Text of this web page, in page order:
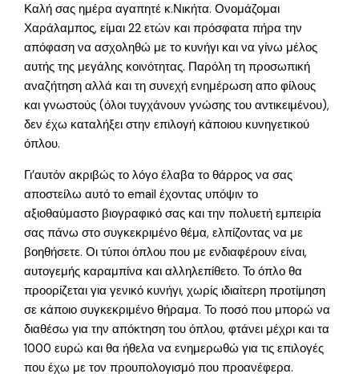
Καλή σας ημέρα αγαπητέ κ.Νικήτα. Ονομάζομαι
Χαράλαμπος, είμαι 22 ετών και πρόσφατα πήρα την
απόφαση να ασχοληθώ με το κυνήγι και να γίνω μέλος
αυτής της μεγάλης κοινότητας. Παρόλη τη προσωπική
αναζήτηση αλλά και τη συνεχή ενημέρωση απο φίλους
και γνωστούς (όλοι τυγχάνουν γνώσης του αντικειμένου),
δεν έχω καταλήξει στην επιλογή κάποιου κυνηγετικού
όπλου.
Γι’αυτόν ακριβώς το λόγο έλαβα το θάρρος να σας
αποστείλω αυτό το email έχοντας υπόψιν το
αξιοθαύμαστο βιογραφικό σας και την πολυετή εμπειρία
σας πάνω στο συγκεκριμένο θέμα, ελπίζοντας να με
βοηθήσετε. Οι τύποι όπλου που με ενδιαφέρουν είναι,
αυτογεμής καραμπίνα και αλληλεπίθετο. Το όπλο θα
προορίζεται για γενικό κυνήγι, χωρίς ιδιαίτερη προτίμηση
σε κάποιο συγκεκριμένο θήραμα. Το ποσό που μπορώ να
διαθέσω για την απόκτηση του όπλου, φτάνει μέχρι και τα
1000 ευρώ και θα ήθελα να ενημερωθώ για τις επιλογές
που έχω με τον προυπολογισμό που προανέφερα.